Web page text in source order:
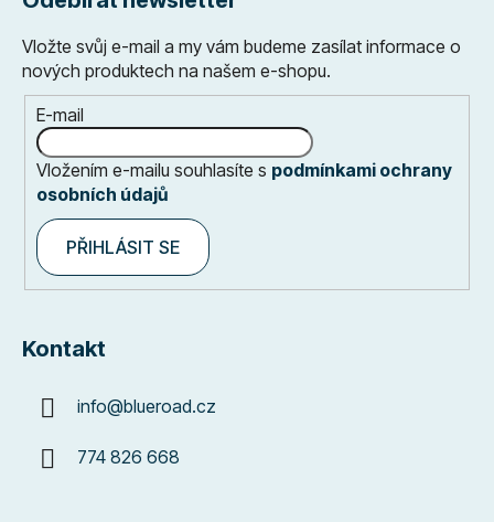
Vložte svůj e-mail a my vám budeme zasílat informace o
nových produktech na našem e-shopu.
E-mail
Vložením e-mailu souhlasíte s podmínkami ochrany
osobních údajů
PŘIHLÁSIT SE
Kontakt
info@blueroad.cz
774 826 668